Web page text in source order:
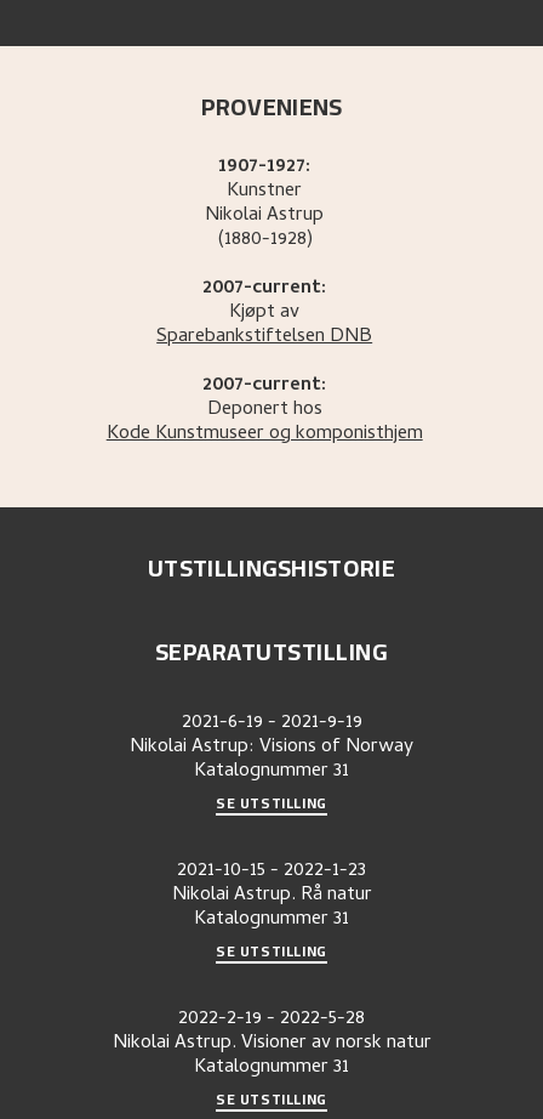
PROVENIENS
1907-1927:
Kunstner
NikolaiAstrup
(1880-1928)
2007-current:
Kjøpt av
Sparebankstiftelsen DNB
2007-current:
Deponert hos
Kode Kunstmuseer og komponisthjem
UTSTILLINGSHISTORIE
SEPARATUTSTILLING
2021-6-19- 2021-9-19
Nikolai Astrup: Visions of Norway
Katalognummer31
SE UTSTILLING
2021-10-15- 2022-1-23
Nikolai Astrup. Rå natur
Katalognummer31
SE UTSTILLING
2022-2-19- 2022-5-28
Nikolai Astrup. Visioner av norsk natur
Katalognummer31
SE UTSTILLING